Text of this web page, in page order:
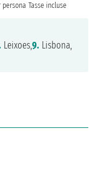
persona Tasse incluse
Leixoes,9. Lisbona,